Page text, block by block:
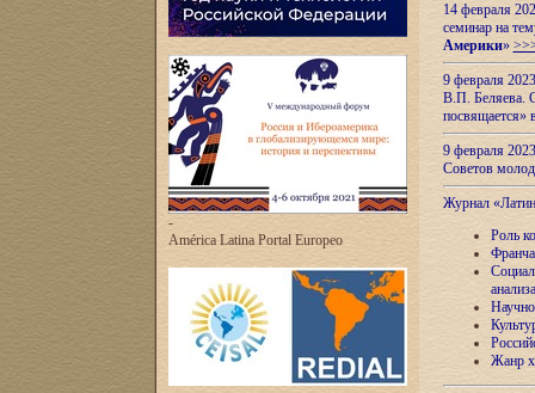
-
América Latina Portal Europeo
14 февраля
семинар на
Америки»
9 февраля
В.П. Беляева.
посвящается»
9 февраля
Советов
Журнал
Роль
анализа
Жанр